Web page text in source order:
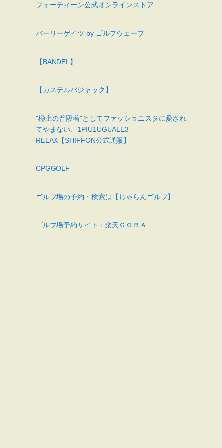
フォーティーン公式オンラインストア
パーリーゲイツ by ゴルフウェーブ
【BANDEL】
【カステルバジャック】
"極上の普段着"としてファッショニスタに愛され
てやまない、1PIU1UGUALE3
RELAX【SHIFFON公式通販】
CPGGOLF
ゴルフ場の予約・検索は【じゃらんゴルフ】
ゴルフ場予約サイト：楽天ＧＯＲＡ